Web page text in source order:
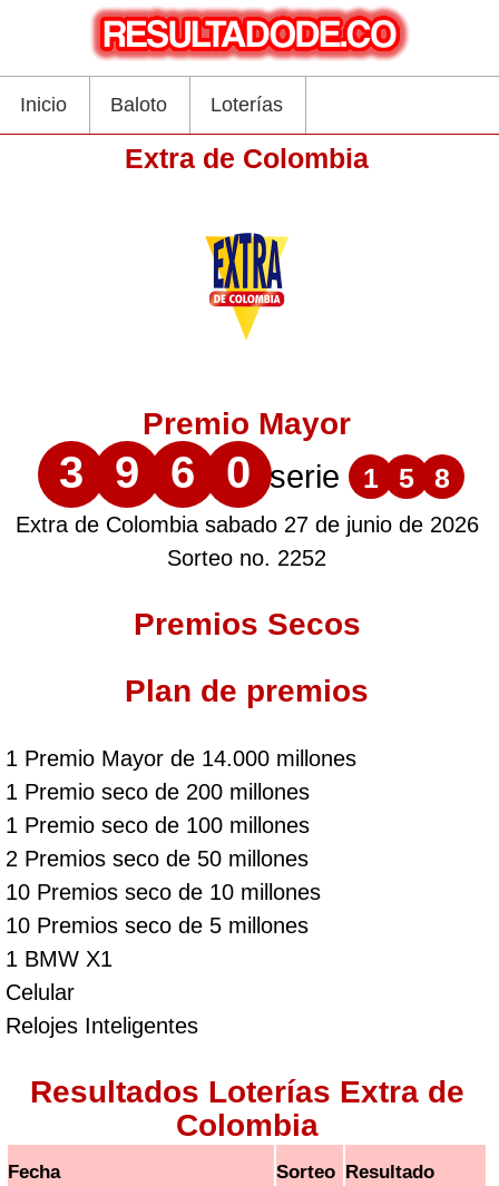
Inicio Baloto Loterías
Extra de Colombia
Premio Mayor
3 9 6 0 serie 1 5 8
Extra de Colombia sabado 27 de junio de 2026
Sorteo no. 2252
Premios Secos
Plan de premios
1 Premio Mayor de 14.000 millones
1 Premio seco de 200 millones
1 Premio seco de 100 millones
2 Premios seco de 50 millones
10 Premios seco de 10 millones
10 Premios seco de 5 millones
1 BMW X1
Celular
Relojes Inteligentes
Resultados Loterías Extra de
Colombia
Fecha Sorteo Resultado